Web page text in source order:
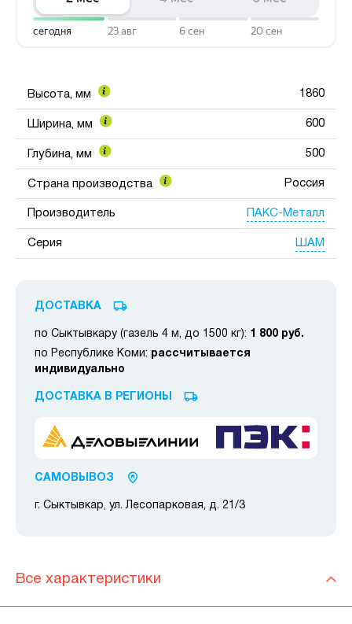
Высота, мм 1860
Ширина, мм 600
Глубина, мм 500
Страна производства Россия
Производитель ПАКС-Металл
Серия ШАМ
ДОСТАВКА
по Сыктывкару (газель 4 м, до 1500 кг): 1 800 руб.
по Республике Коми: рассчитывается
индивидуально
ДОСТАВКА В РЕГИОНЫ
САМОВЫВОЗ
г. Сыктывкар, ул. Лесопарковая, д. 21/3
Все характеристики